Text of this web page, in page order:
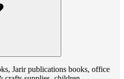
Jarir publications books, office